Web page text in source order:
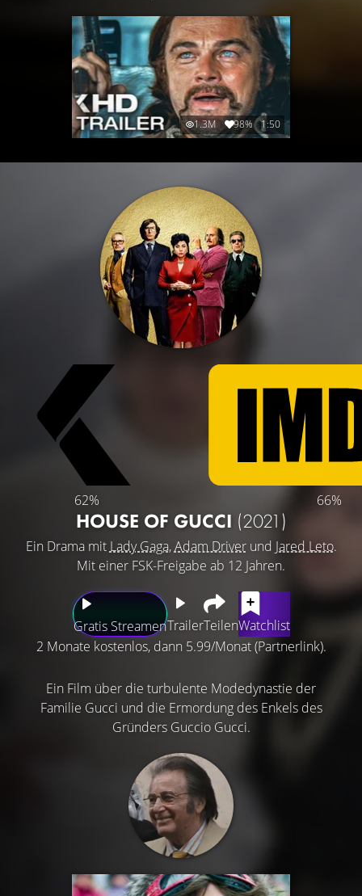
1.3M 98% 1:50
62% 66%
HOUSE OF GUCCI (2021)
Ein Drama mit Lady Gaga,Adam Driverund Jared Leto.
Mit einer FSK-Freigabe ab 12 Jahren.
Gratis StreamenTrailerTeilenWatchlist
2 Monate kostenlos, dann 5.99/Monat (Partnerlink).
Ein Film über die turbulente Modedynastie der
Familie Gucci und die Ermordung des Enkels des
Gründers Guccio Gucci.